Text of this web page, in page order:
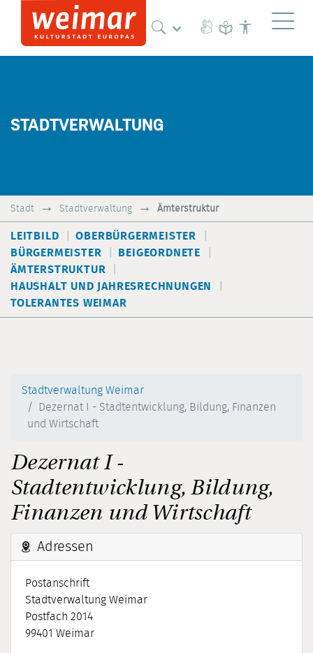
STADTVERWALTUNG
Stadt Stadtverwaltung Ämterstruktur
LEITBILD
OBERBÜRGERMEISTER
BÜRGERMEISTER
BEIGEORDNETE
ÄMTERSTRUKTUR
HAUSHALT UND JAHRESRECHNUNGEN
TOLERANTES WEIMAR
Stadtverwaltung Weimar
Dezernat I - Stadtentwicklung, Bildung, Finanzen
und Wirtschaft
Dezernat I -
Stadtentwicklung, Bildung,
Finanzen und Wirtschaft
Adressen
Postanschrift
Stadtverwaltung Weimar
Postfach 2014
99401 Weimar